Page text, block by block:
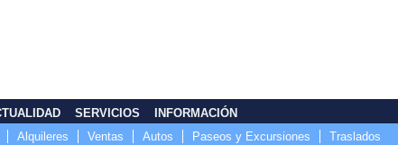
Alquileres Ventas Autos Paseos y Excursiones Traslados
SERVICIOS INFORMACIÓN